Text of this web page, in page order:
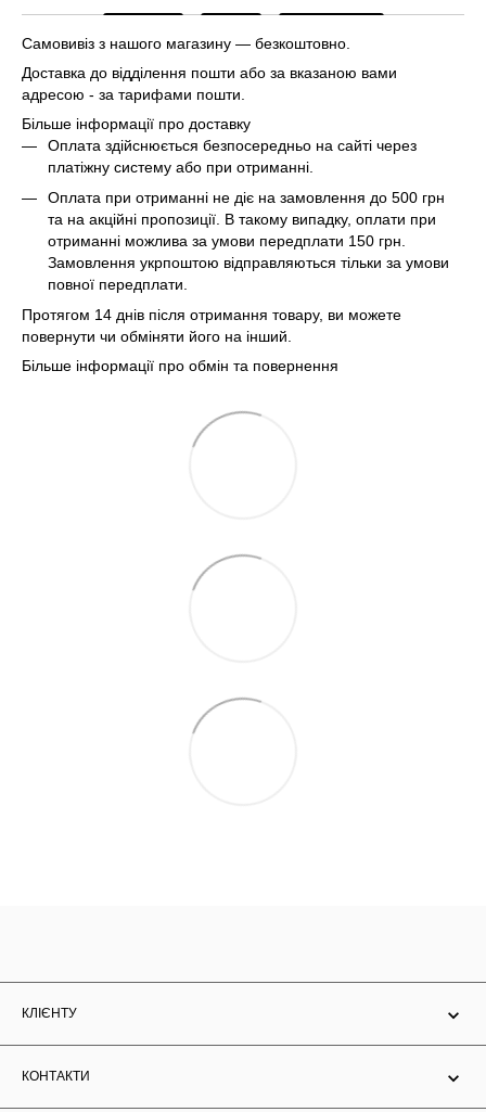
Самовивіз з нашого магазину — безкоштовно.
Доставка до відділення пошти або за вказаною вами
адресою - за тарифами пошти.
Більше інформації про доставку
Оплата здійснюється безпосередньо на сайті через
платіжну систему або при отриманні.
Оплата при отриманні не діє на замовлення до 500 грн
та на акційні пропозиції. В такому випадку, оплати при
отриманні можлива за умови передплати 150 грн.
Замовлення укрпоштою відправляються тільки за умови
повної передплати.
Протягом 14 днів після отримання товару, ви можете
повернути чи обміняти його на інший.
Більше інформації про обмін та повернення
КЛІЄНТУ
КОНТАКТИ